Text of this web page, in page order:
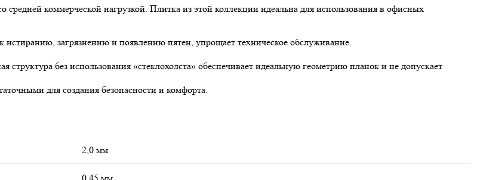
коммерческой нагрузкой. Плитка из этой коллекции идеальна для использования в офисных
истиранию, загрязнению и появлению пятен, упрощает техническое обслуживание.
без использования «стеклохолста» обеспечивает идеальную геометрию планок и не допускает
для создания безопасности и комфорта.
2,0 мм